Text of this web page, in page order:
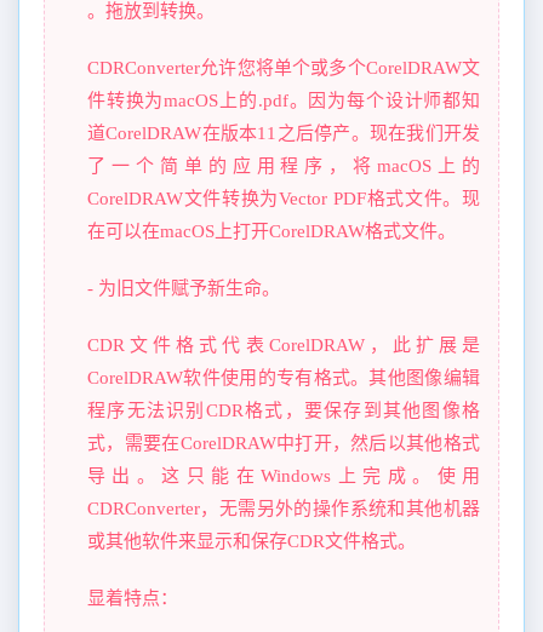
。拖放到转换。
CDRConverter允许您将单个或多个CorelDRAW文
件转换为macOS上的.pdf。因为每个设计师都知
道CorelDRAW在版本11之后停产。现在我们开发
了一个简单的应用程序，将macOS上的
CorelDRAW文件转换为Vector PDF格式文件。现
在可以在macOS上打开CorelDRAW格式文件。
- 为旧文件赋予新生命。
CDR文件格式代表CorelDRAW，此扩展是
CorelDRAW软件使用的专有格式。其他图像编辑
程序无法识别CDR格式，要保存到其他图像格
式，需要在CorelDRAW中打开，然后以其他格式
导出。这只能在Windows上完成。使用
CDRConverter，无需另外的操作系统和其他机器
或其他软件来显示和保存CDR文件格式。
显着特点：